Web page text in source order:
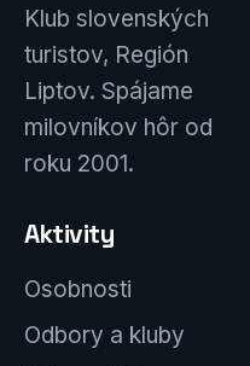
Klub slovenských
turistov, Región
Liptov. Spájame
milovníkov hôr od
roku 2001.
Aktivity
Osobnosti
Odbory a kluby